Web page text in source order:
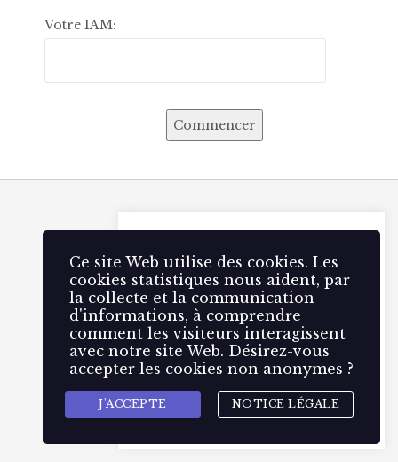
Votre IAM:
Commencer
cookies. Les cookies statistiques
nous aident, par la collecte et la
communication d'informations,
à comprendre comment les
visiteurs interagissent avec
notre site Web.
Accepter Rejeter
Gestion des cookies
Ce site Web utilise des cookies. Les
cookies statistiques nous aident, par
la collecte et la communication
d'informations, à comprendre
comment les visiteurs interagissent
avec notre site Web. Désirez-vous
accepter les cookies non anonymes ?
J'ACCEPTE NOTICE LÉGALE